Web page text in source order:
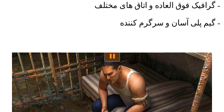
فوق العاده و اتاق های مختلف
آسان و سرگرم کننده